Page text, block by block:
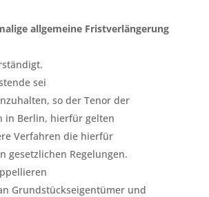
allgemeine Fristverlängerung
sei
so der Tenor der
in Berlin, hierfür gelten
Verfahren die hierfür
gesetzlichen Regelungen.
Grundstückseigentümer und